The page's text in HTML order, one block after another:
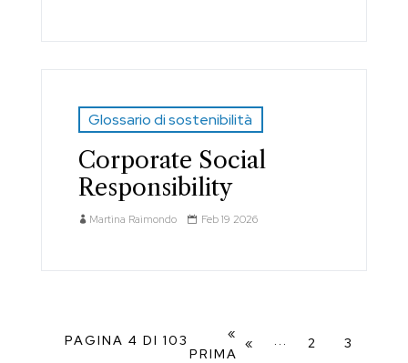
Glossario di sostenibilità
Corporate Social
Responsibility
Martina Raimondo Feb 19 2026
PAGINA 4 DI 103
«
PRIMA
« ... 2 3